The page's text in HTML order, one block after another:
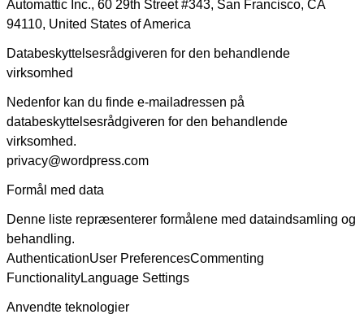
Automattic Inc., 60 29th Street #343, San Francisco, CA
94110, United States of America
Databeskyttelsesrådgiveren for den behandlende
virksomhed
Nedenfor kan du finde e-mailadressen på
databeskyttelsesrådgiveren for den behandlende
virksomhed.
privacy@wordpress.com
Formål med data
Denne liste repræsenterer formålene med dataindsamling og
behandling.
AuthenticationUser PreferencesCommenting
FunctionalityLanguage Settings
Anvendte teknologier